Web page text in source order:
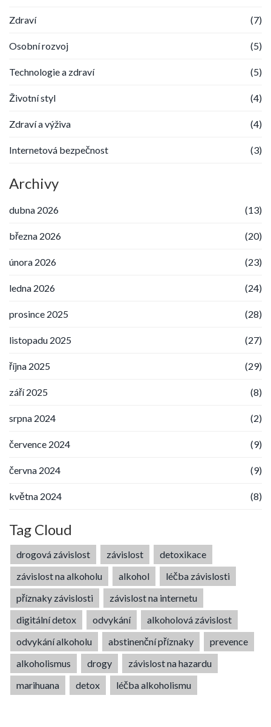
Zdraví (7)
Osobní rozvoj (5)
Technologie a zdraví (5)
Životní styl (4)
Zdraví a výživa (4)
Internetová bezpečnost (3)
Archivy
dubna 2026 (13)
března 2026 (20)
února 2026 (23)
ledna 2026 (24)
prosince 2025 (28)
listopadu 2025 (27)
října 2025 (29)
září 2025 (8)
srpna 2024 (2)
července 2024 (9)
června 2024 (9)
května 2024 (8)
Tag Cloud
drogová závislost závislost
detoxikace
závislost na alkoholu
alkohol
léčba závislosti
příznaky závislosti
závislost na internetu
digitální detox
odvykání
alkoholová závislost
odvykání alkoholu
abstinenční příznaky
prevence
alkoholismus
drogy
závislost na hazardu
marihuana
detox léčba alkoholismu